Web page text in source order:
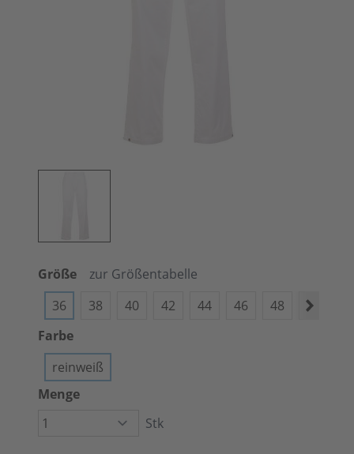
Größe
zur Größentabelle
36
38 40 42 44 46 48 50
Farbe
reinweiß
Menge
Stk